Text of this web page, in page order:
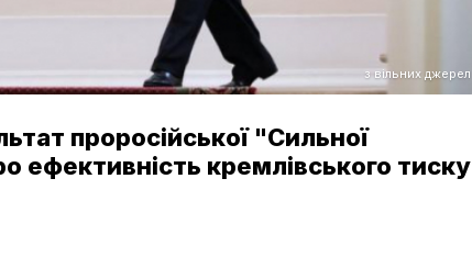
з вільних джерел
проросійської "Сильної
ефективність кремлівського тиску